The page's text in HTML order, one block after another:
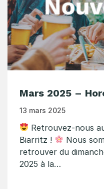
Mars 2025 –
13 mars 2025
Retrouvez-nous
Biarritz !
Nous
retrouver du
2025 à la…